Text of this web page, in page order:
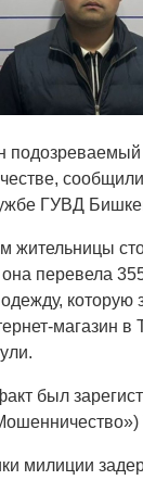
подозреваемый
ГУВД
жительницы
перевела
которую
магазин в
был
милиции